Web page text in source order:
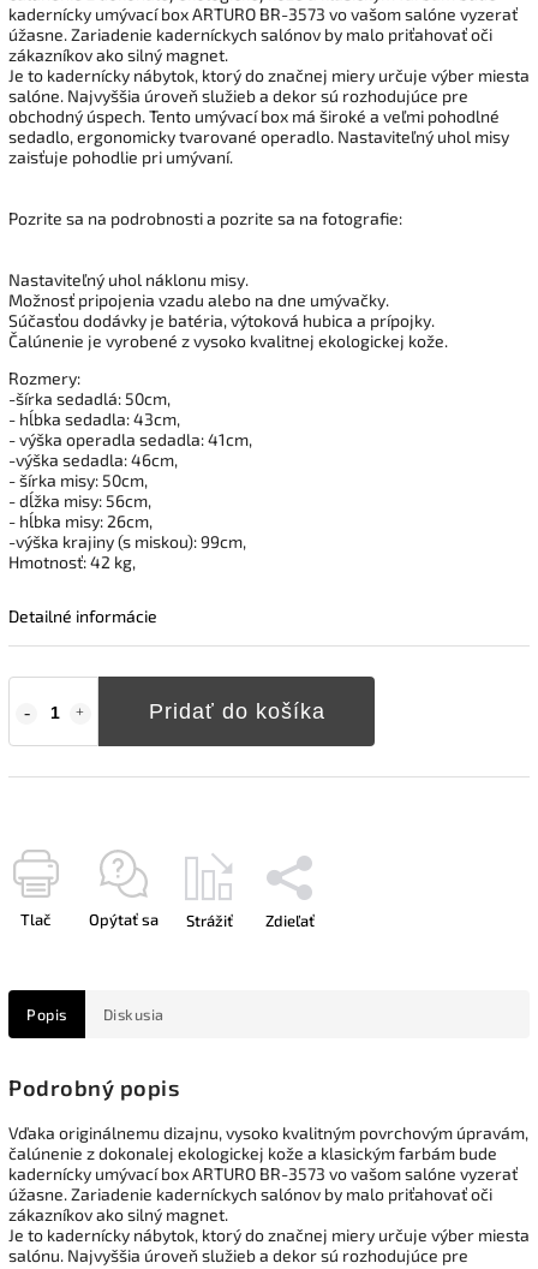
Pridať do košíka
kadernícky umývací box ARTURO BR-3573 vo vašom salóne vyzerať
úžasne. Zariadenie kaderníckych salónov by malo priťahovať oči
zákazníkov ako silný magnet.
Je to kadernícky nábytok, ktorý do značnej miery určuje výber miesta
salóne. Najvyššia úroveň služieb a dekor sú rozhodujúce pre
obchodný úspech. Tento umývací box má široké a veľmi pohodlné
sedadlo, ergonomicky tvarované operadlo. Nastaviteľný uhol misy
zaisťuje pohodlie pri umývaní.
Pozrite sa na podrobnosti a pozrite sa na fotografie:
Nastaviteľný uhol náklonu misy.
Možnosť pripojenia vzadu alebo na dne umývačky.
Súčasťou dodávky je batéria, výtoková hubica a prípojky.
Čalúnenie je vyrobené z vysoko kvalitnej ekologickej kože.
Rozmery:
-šírka sedadlá: 50cm,
- hĺbka sedadla: 43cm,
- výška operadla sedadla: 41cm,
-výška sedadla: 46cm,
- šírka misy: 50cm,
- dĺžka misy: 56cm,
- hĺbka misy: 26cm,
-výška krajiny (s miskou): 99cm,
Hmotnosť: 42 kg,
Detailné informácie
Tlač Opýtať sa Strážiť Zdieľať
Popis Diskusia
Podrobný popis
Vďaka originálnemu dizajnu, vysoko kvalitným povrchovým úpravám,
čalúnenie z dokonalej ekologickej kože a klasickým farbám bude
kadernícky umývací box ARTURO BR-3573 vo vašom salóne vyzerať
úžasne. Zariadenie kaderníckych salónov by malo priťahovať oči
zákazníkov ako silný magnet.
Je to kadernícky nábytok, ktorý do značnej miery určuje výber miesta
salónu. Najvyššia úroveň služieb a dekor sú rozhodujúce pre